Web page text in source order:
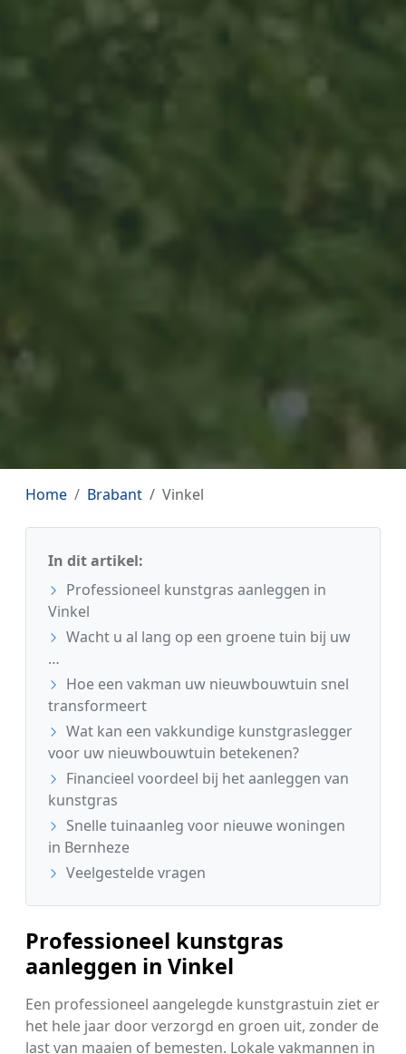
Home Brabant Vinkel
In dit artikel:
Professioneel kunstgras aanleggen in
Vinkel
Wacht u al lang op een groene tuin bij uw
…
Hoe een vakman uw nieuwbouwtuin snel
transformeert
Wat kan een vakkundige kunstgraslegger
voor uw nieuwbouwtuin betekenen?
Financieel voordeel bij het aanleggen van
kunstgras
Snelle tuinaanleg voor nieuwe woningen
in Bernheze
Veelgestelde vragen
Professioneel kunstgras
aanleggen in Vinkel
Een professioneel aangelegde kunstgrastuin ziet er
het hele jaar door verzorgd en groen uit, zonder de
last van maaien of bemesten. Lokale vakmannen in